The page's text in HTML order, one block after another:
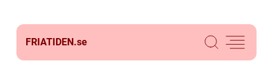
FRIATIDEN.se